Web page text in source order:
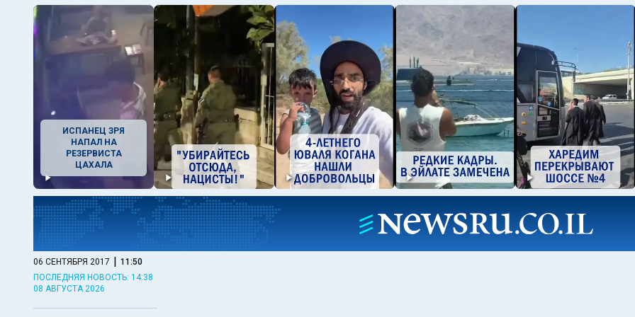
ИСПАНЕЦ ЗРЯ
НАПАЛ НА
РЕЗЕРВИСТА
ЦАХАЛА
06 СЕНТЯБРЯ 2017 | 11:50
ПОСЛЕДНЯЯ НОВОСТЬ: 14:38
08 АВГУСТА 2026